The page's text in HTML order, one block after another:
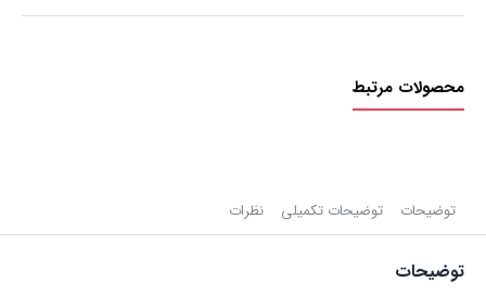
محصولات مرتبط
توضیحات توضیحات تکمیلی نظرات
توضیحات